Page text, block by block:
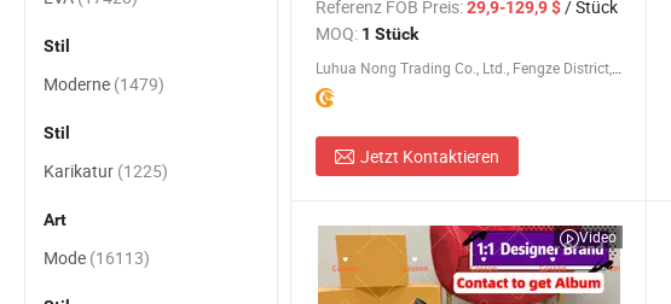
Preis
Referenz FOB Preis:29,9-129,9 $/ Stück
MOQ: 1 Stück
Jetzt Kontaktieren
Video
Stil
Moderne (1479)
Stil
Karikatur (1225)
Art
Mode (16113)